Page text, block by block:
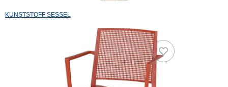
KUNSTSTOFF SESSEL